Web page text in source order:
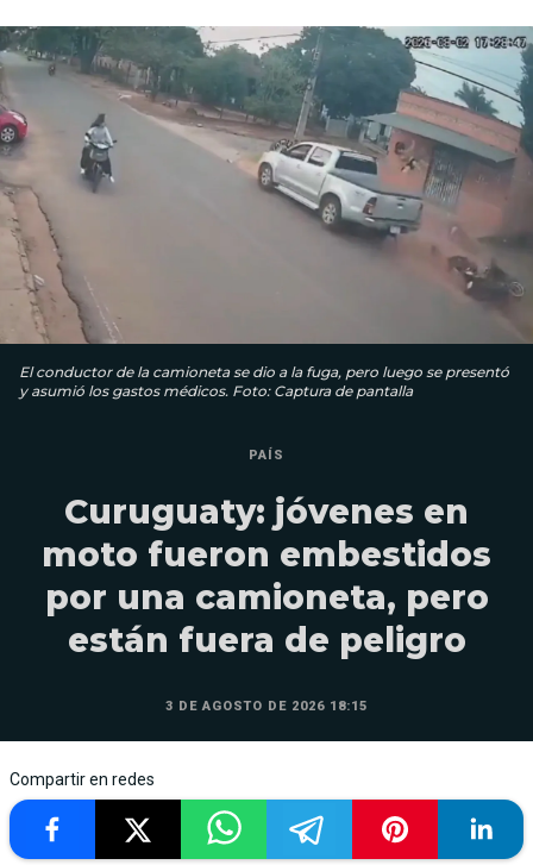
El conductor de la camioneta se dio a la fuga, pero luego se presentó
y asumió los gastos médicos. Foto: Captura de pantalla
PAÍS
Curuguaty: jóvenes en
moto fueron embestidos
por una camioneta, pero
están fuera de peligro
3 DE AGOSTO DE 2026 18:15
Compartir en redes